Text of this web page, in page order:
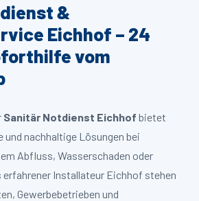
&
Eichhof – 24
vom
Sanitär Notdienst Eichhof bietet
und nachhaltige Lösungen bei
Abfluss, Wasserschaden oder
erfahrener Installateur Eichhof stehen
Gewerbebetrieben und